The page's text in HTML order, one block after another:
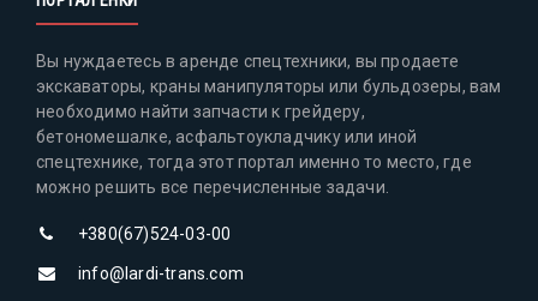
Вы нуждаетесь в аренде спецтехники, вы продаете
экскаваторы, краны манипуляторы или бульдозеры, вам
необходимо найти запчасти к грейдеру,
бетономешалке, асфальтоукладчику или иной
спецтехнике, тогда этот портал именно то место, где
можно решить все перечисленные задачи.
+380(67)524-03-00
info@lardi-trans.com